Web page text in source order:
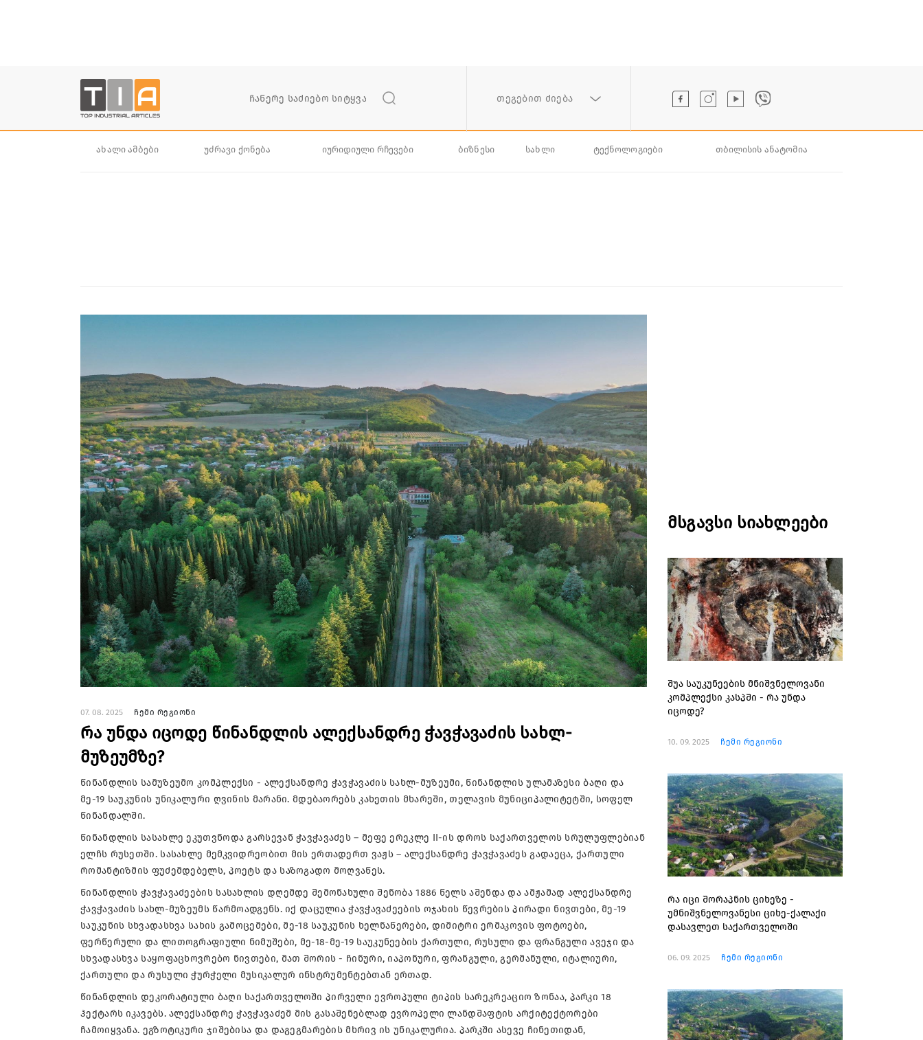
თეგებით ძიება
ახალი ამბები უძრავი ქონება იურიდიული რჩევები ბიზნესი სახლი ტექნოლოგიები თბილისის ანატომია
07. 08. 2025 ჩემი რეგიონი
რა უნდა იცოდე წინანდლის ალექსანდრე ჭავჭავაძის სახლ-
მუზეუმზე?
წინანდლის სამუზეუმო კომპლექსი - ალექსანდრე ჭავჭავაძის სახლ-მუზეუმი, წინანდლის ულამაზესი ბაღი და
მე-19 საუკუნის უნიკალური ღვინის მარანი. მდებაორებს კახეთის მხარეში, თელავის მუნიციპალიტეტში, სოფელ
წინანდალში.
წინანდლის სასახლე ეკუთვნოდა გარსევან ჭავჭავაძეს – მეფე ერეკლე II-ის დროს საქართველოს სრულუფლებიან
ელჩს რუსეთში. სასახლე მემკვიდრეობით მის ერთადერთ ვაჟს – ალექსანდრე ჭავჭავაძეს გადაეცა, ქართული
რომანტიზმის ფუძემდებელს, პოეტს და საზოგადო მოღვაწეს.
წინანდლის ჭავჭავაძეების სასახლის დღემდე შემონახული შენობა 1886 წელს აშენდა და ამჟამად ალექსანდრე
ჭავჭავაძის სახლ-მუზეუმს წარმოადგენს. იქ დაცულია ჭავჭავაძეების ოჯახის წევრების პირადი ნივთები, მე-19
საუკუნის სხვადასხვა სახის გამოცემები, მე-18 საუკუნის ხელნაწერები, დიმიტრი ერმაკოვის ფოტოები,
ფერწერული და ლითოგრაფიული ნიმუშები, მე-18-მე-19 საუკუნეების ქართული, რუსული და ფრანგული ავეჯი და
სხვადასხვა საყოფაცხოვრებო ნივთები, მათ შორის - ჩინური, იაპონური, ფრანგული, გერმანული, იტალიური,
ქართული და რუსული ჭურჭელი მუსიკალურ ინსტრუმენტებთან ერთად.
წინანდლის დეკორატიული ბაღი საქართველოში პირველი ევროპული ტიპის სარეკრეაციო ზონაა, პარკი 18
ჰექტარს იკავებს. ალექსანდრე ჭავჭავაძემ მის გასაშენებლად ევროპელი ლანდშაფტის არქიტექტორები
ჩამოიყვანა. ეგზოტიკური ჯიშებისა და დაგეგმარების მხრივ ის უნიკალურია. პარკში ასევე ჩინეთიდან,
მსგავსი სიახლეები
შუა საუკუნეების მნიშვნელოვანი
კომპლექსი კასპში - რა უნდა
იცოდე?
10. 09. 2025 ჩემი რეგიონი
რა იცი შორაპნის ციხეზე -
უმნიშვნელოვანესი ციხე-ქალაქი
დასავლეთ საქართველოში
06. 09. 2025 ჩემი რეგიონი